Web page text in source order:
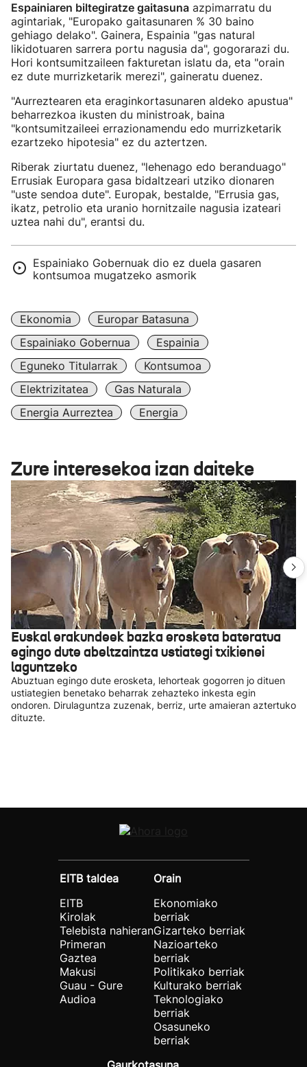
Espainiaren biltegiratze gaitasuna azpimarratu du
agintariak, "Europako gaitasunaren % 30 baino
gehiago delako". Gainera, Espainia "gas natural
likidotuaren sarrera portu nagusia da", gogorarazi du.
Hori kontsumitzaileen fakturetan islatu da, eta "orain
ez dute murrizketarik merezi", gaineratu duenez.
"Aurreztearen eta eraginkortasunaren aldeko apustua"
beharrezkoa ikusten du ministroak, baina
"kontsumitzaileei errazionamendu edo murrizketarik
ezartzeko hipotesia" ez du aztertzen.
Riberak ziurtatu duenez, "lehenago edo beranduago"
Errusiak Europara gasa bidaltzeari utziko dionaren
"uste sendoa dute". Europak, bestalde, "Errusia gas,
ikatz, petrolio eta uranio hornitzaile nagusia izateari
uztea nahi du", erantsi du.
Espainiako Gobernuak dio ez duela gasaren
kontsumoa mugatzeko asmorik
Ekonomia
Europar Batasuna
Espainiako Gobernua
Espainia
Eguneko Titularrak
Kontsumoa
Elektrizitatea
Gas Naturala
Energia Aurreztea
Energia
Zure interesekoa izan daiteke
Euskal erakundeek bazka erosketa bateratua
egingo dute abeltzaintza ustiategi txikienei
laguntzeko
Abuztuan egingo dute erosketa, lehorteak gogorren jo dituen
ustiategien benetako beharrak zehazteko inkesta egin
ondoren. Dirulaguntza zuzenak, berriz, urte amaieran aztertuko
dituzte.
EITB taldea
EITB
Kirolak
Telebista nahieran
Primeran
Gaztea
Makusi
Guau - Gure
Audioa
Orain
Ekonomiako
berriak
Gizarteko berriak
Nazioarteko
berriak
Politikako berriak
Kulturako berriak
Teknologiako
berriak
Osasuneko
berriak